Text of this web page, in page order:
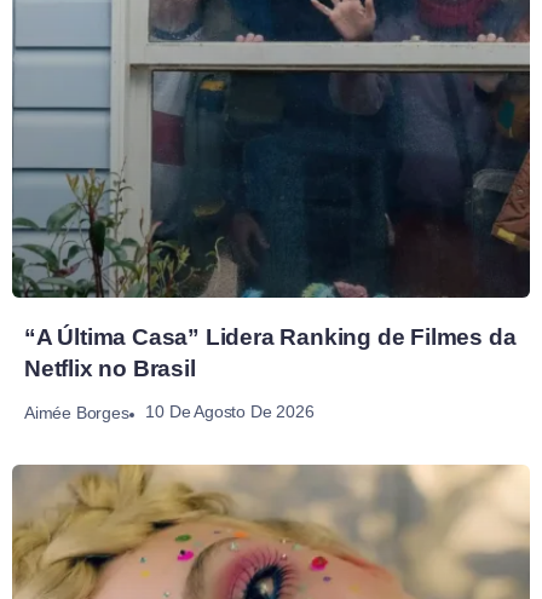
“A Última Casa” Lidera Ranking de Filmes da
Netflix no Brasil
Aimée Borges 10 De Agosto De 2026